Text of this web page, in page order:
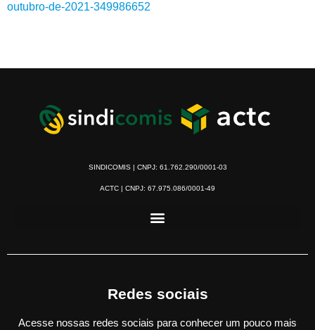
outubro-de-2021-349986652
SINDICOMIS | CNPJ: 61.762.290/0001-03
ACTC | CNPJ: 67.975.086/0001-49
Redes sociais
Acesse nossas redes sociais para conhecer um pouco mais